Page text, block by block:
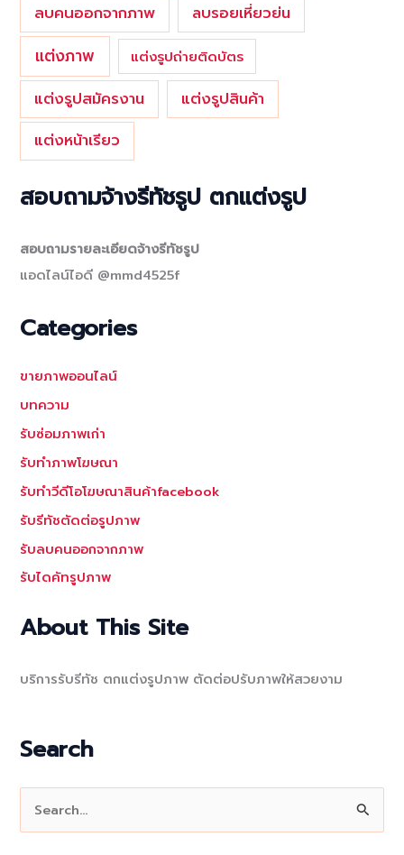
ลบคนออกจากภาพ ลบรอยเหี่ยวย่น
แต่งภาพ แต่งรูปถ่ายติดบัตร
แต่งรูปสมัครงาน
แต่งรูปสินค้า
แต่งหน้าเรียว
สอบถามจ้างรีทัชรูป ตกแต่งรูป
สอบถามรายละเอียดจ้างรีทัชรูป
แอดไลน์ไอดี @mmd4525f
Categories
ขายภาพออนไลน์
บทความ
รับซ่อมภาพเก่า
รับทำภาพโฆษณา
รับทำวีดีโอโฆษณาสินค้าfacebook
รับรีทัชตัดต่อรูปภาพ
รับลบคนออกจากภาพ
รับไดคัทรูปภาพ
About This Site
บริการรับรีทัช ตกแต่งรูปภาพ ตัดต่อปรับภาพให้สวยงาม
Search